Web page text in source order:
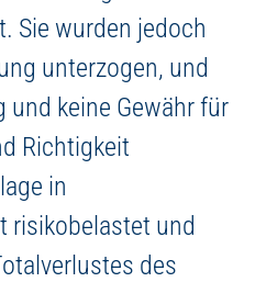
Sie wurden jedoch
unterzogen, und
und keine Gewähr für
Richtigkeit
in
risikobelastet und
des